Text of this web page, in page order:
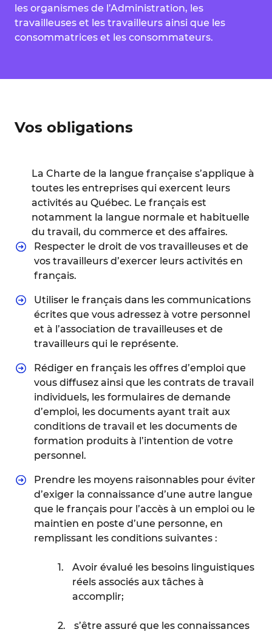
les organismes de l’Administration, les
travailleuses et les travailleurs ainsi que les
consommatrices et les consommateurs.
Vos obligations
La Charte de la langue française s’applique à
toutes les entreprises qui exercent leurs
activités au Québec. Le français est
notamment la langue normale et habituelle
du travail, du commerce et des affaires.
Respecter le droit de vos travailleuses et de
vos travailleurs d’exercer leurs activités en
français.
Utiliser le français dans les communications
écrites que vous adressez à votre personnel
et à l’association de travailleuses et de
travailleurs qui le représente.
Rédiger en français les offres d’emploi que
vous diffusez ainsi que les contrats de travail
individuels, les formulaires de demande
d’emploi, les documents ayant trait aux
conditions de travail et les documents de
formation produits à l’intention de votre
personnel.
Prendre les moyens raisonnables pour éviter
d’exiger la connaissance d’une autre langue
que le français pour l’accès à un emploi ou le
maintien en poste d’une personne, en
remplissant les conditions suivantes :
1.
Avoir évalué les besoins linguistiques
réels associés aux tâches à
accomplir;
2.
s’être assuré que les connaissances